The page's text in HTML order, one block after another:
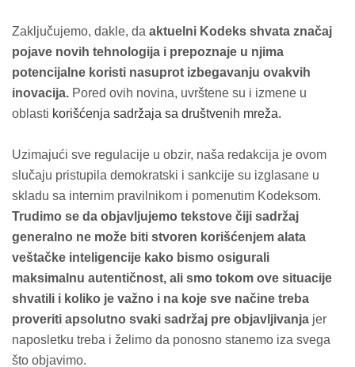
Zaključujemo, dakle, da aktuelni Kodeks shvata značaj
pojave novih tehnologija i prepoznaje u njima
potencijalne koristi nasuprot izbegavanju ovakvih
inovacija. Pored ovih novina, uvrštene su i izmene u
oblasti korišćenja sadržaja sa društvenih mreža.
Uzimajući sve regulacije u obzir, naša redakcija je ovom
slučaju pristupila demokratski i sankcije su izglasane u
skladu sa internim pravilnikom i pomenutim Kodeksom.
Trudimo se da objavljujemo tekstove čiji sadržaj
generalno ne može biti stvoren korišćenjem alata
veštačke inteligencije kako bismo osigurali
maksimalnu autentičnost, ali smo tokom ove situacije
shvatili i koliko je važno i na koje sve načine treba
proveriti apsolutno svaki sadržaj pre objavljivanja jer
naposletku treba i želimo da ponosno stanemo iza svega
što objavimo.